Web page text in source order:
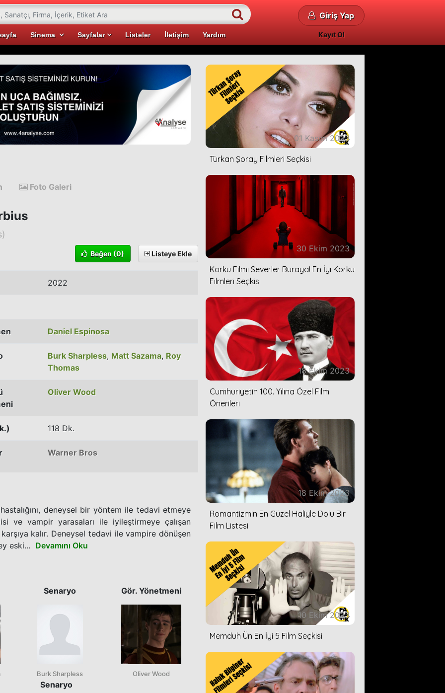
Sinema Sayfalar Listeler İletişim Yardım
Giriş Yap
Kayıt Ol
Foto Galeri
Beğen (0) Listeye Ekle
2022
Daniel Espinosa
Burk Sharpless, Matt Sazama, Roy
Thomas
Oliver Wood
118 Dk.
Warner Bros
deneysel bir yöntem ile tedavi etmeye
ve vampir yarasaları ile iyileştirmeye çalışan
kalır. Deneysel tedavi ile vampire dönüşen
eski... Devamını Oku
Senaryo
Burk Sharpless
Senaryo
Gör. Yönetmeni
Oliver Wood
01 Kasım 2023
Türkan Şoray Filmleri Seçkisi
30 Ekim 2023
Korku Filmi Severler Buraya! En İyi Korku
Filmleri Seçkisi
18 Ekim 2023
Cumhuriyetin 100. Yılına Özel Film
Önerileri
18 Ekim 2023
Romantizmin En Güzel Haliyle Dolu Bir
Film Listesi
10 Ekim 2023
Memduh Ün En İyi 5 Film Seçkisi